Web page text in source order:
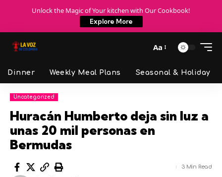
Unlock the Magic of Your kitchen with Our Cookbook!
Explore More
Aa
Dinner Weekly Meal Plans Seasonal & Holiday
Uncategorized
Huracán Humberto deja sin luz a
unas 20 mil personas en
Bermudas
3 Min Read